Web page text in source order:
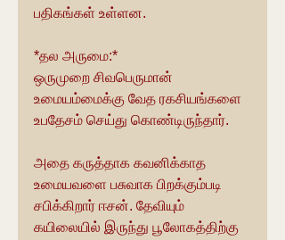
பதிகங்கள் உள்ளன.
*தல அருமை:*
ஒருமுறை சிவபெருமான்
உமையம்மைக்கு வேத ரகசியங்களை
உபதேசம் செய்து கொண்டிருந்தார்.
அதை கருத்தாக கவனிக்காத
உமையவளை பசுவாக பிறக்கும்படி
சபிக்கிறார் ஈசன். தேவியும்
கயிலையில் இருந்து பூலோகத்திற்கு